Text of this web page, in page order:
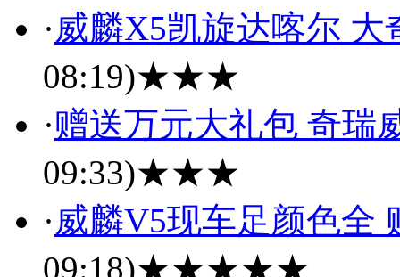
·威麟X5凯旋达喀尔
08:19)★★★
·赠送万元大礼包 奇瑞
09:33)★★★
·威麟V5现车足颜色全
09:18)★★★★★